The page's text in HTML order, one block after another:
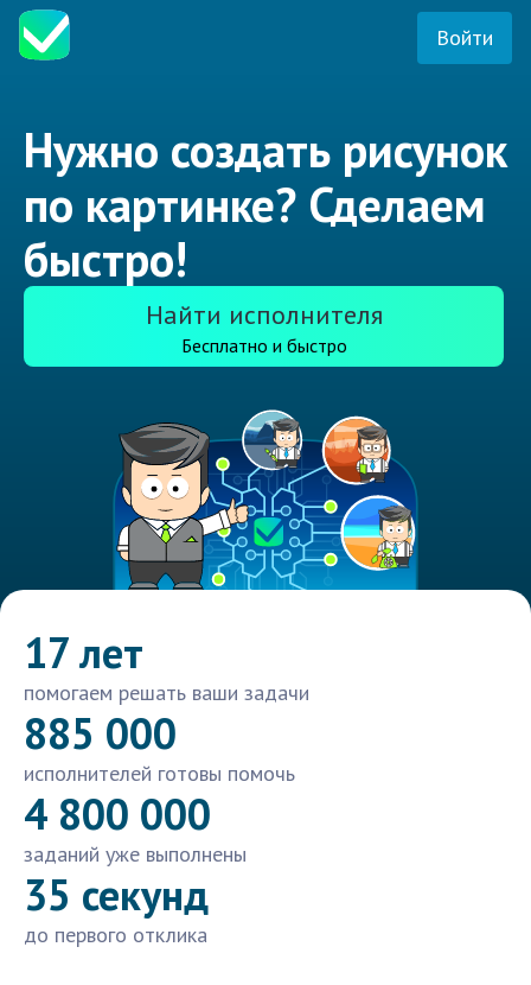
Войти
Нужно создать рисунок
по картинке? Сделаем
быстро!
Найти исполнителя
Бесплатно и быстро
17 лет
помогаем решать ваши задачи
885 000
исполнителей готовы помочь
4 800 000
заданий уже выполнены
35 секунд
до первого отклика